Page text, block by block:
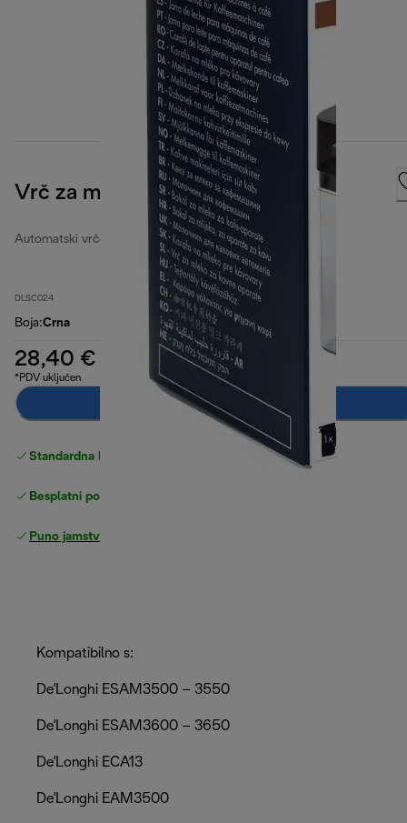
Vrč za mlijeko
Automatski vrčevi za mlijeko
DLSC024
Boja:Crna
28,40 €
*PDV uključen
Dodaj u košaricu
Standardna besplatna
Besplatni povrati
Puno jamstvo proizvođača
Kompatibilno s:
De'Longhi ESAM3500 – 3550
De'Longhi ESAM3600 – 3650
De'Longhi ECA13
De'Longhi EAM3500